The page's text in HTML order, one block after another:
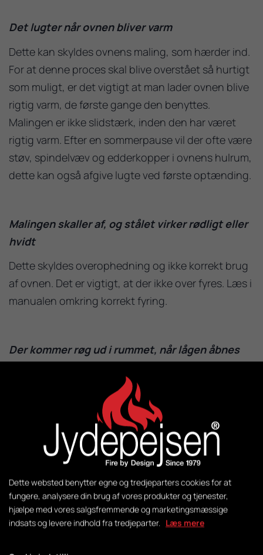
Det lugter når ovnen bliver varm
Dette kan skyldes ovnens maling, som hærder ind.
For at denne proces skal blive overstået så hurtigt
som muligt, er det vigtigt at man lader ovnen blive
rigtig varm, de første gange den benyttes.
Malingen er ikke slidstærk, inden den har været
rigtig varm. Efter en sommerpause vil der ofte være
støv, spindelvæv og edderkopper i ovnens hulrum,
dette kan også afgive lugte ved første optænding.
Malingen skaller af, og stålet virker rødligt eller
hvidt
Dette skyldes overophedning og ikke korrekt brug
af ovnen. Det er vigtigt, at der ikke over fyres. Læs i
manualen omkring korrekt fyring.
Der kommer røg ud i rummet, når lågen åbnes
Der opstår en trykudligning i brændkammeret
Skorstenen arbejder ikke sammen med
brændeovnen
Lågen åbnes, når der er ild i brændkammeret
Luk helt op for lufttilførslen ca. 1 min før lågen
åbnes – undgå at åbne lågen hurtigt.
Undersøg skorstenshøjden, som kan være for lav i
forhold til det minimumstræk, som brændeovnen
Dette websted benytter egne og tredjeparters cookies for at
fungere, analysere din brug af vores produkter og tjenester,
hjælpe med vores salgsfremmende og marketingsmæssige
indsats og levere indhold fra tredjeparter. Læs mere